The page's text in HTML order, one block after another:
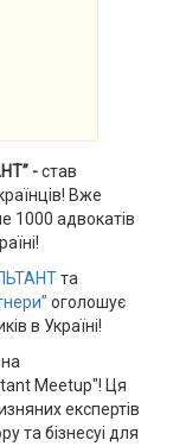
-став
Вже
1000 адвокатів
та
оголошує
в Україні!
Meetup"! Ця
експертів
та бізнесуі для